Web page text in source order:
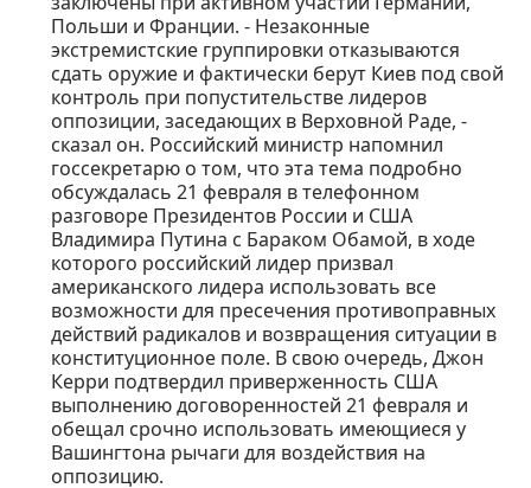
Польши и Франции. - Незаконные
экстремистские группировки отказываются
сдать оружие и фактически берут Киев под свой
контроль при попустительстве лидеров
оппозиции, заседающих в Верховной Раде, -
сказал он. Российский министр напомнил
госсекретарю о том, что эта тема подробно
обсуждалась 21 февраля в телефонном
разговоре Президентов России и США
Владимира Путина с Бараком Обамой, в ходе
которого российский лидер призвал
американского лидера использовать все
возможности для пресечения противоправных
действий радикалов и возвращения ситуации в
конституционное поле. В свою очередь, Джон
Керри подтвердил приверженность США
выполнению договоренностей 21 февраля и
обещал срочно использовать имеющиеся у
Вашингтона рычаги для воздействия на
оппозицию.